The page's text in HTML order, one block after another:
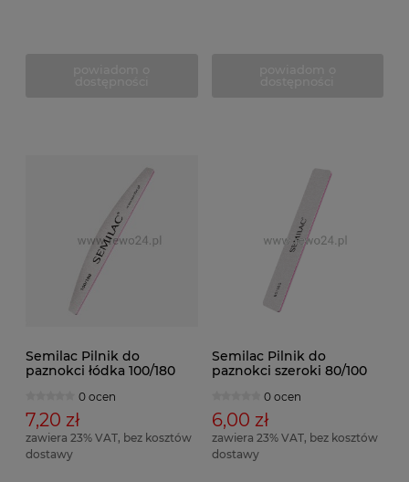
Semilac Pilnik do
paznokci łódka 100/180
0 ocen
7,20 zł
zawiera 23% VAT, bez kosztów
dostawy
Semilac Pilnik do
paznokci szeroki 80/100
0 ocen
6,00 zł
zawiera 23% VAT, bez kosztów
dostawy